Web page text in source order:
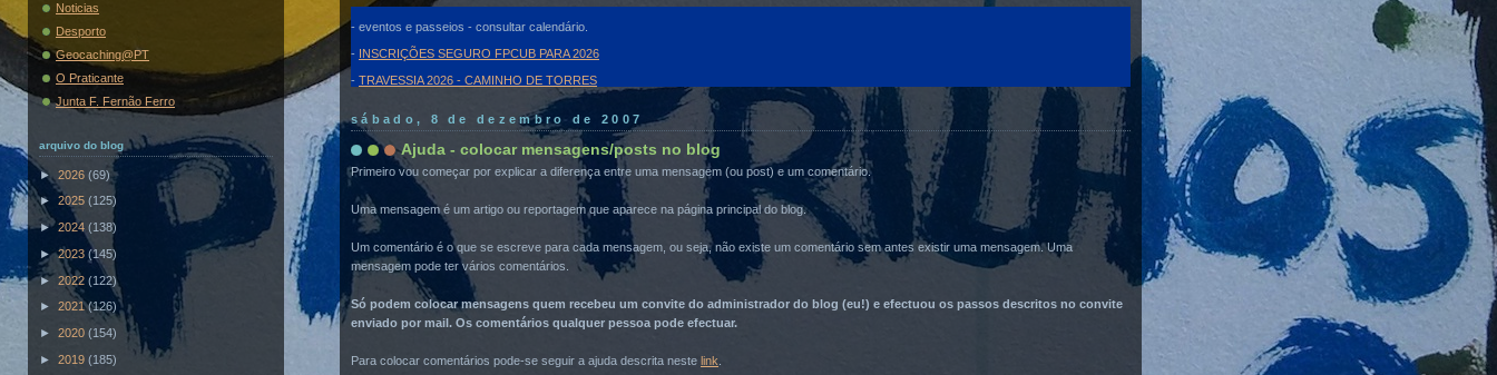
Noticias
Desporto
Geocaching@PT
O Praticante
Junta F. Fernão Ferro
arquivo do blog
► 2026 (69)
► 2025 (125)
►2024 (138)
►2023 (145)
► 2022 (122)
► 2021(126)
► 2020 (154)
► 2019 (185)
- eventos e passeios - consultar calendário.
- INSCRIÇÕES SEGURO FPCUB PARA 2026
- TRAVESSIA 2026 - CAMINHO DE TORRES
sábado, 8 de dezembro de 2007
Ajuda - colocar mensagens/posts no blog
Primeiro vou começar por explicar a diferença entre uma mensagem (ou post) e um comentário.
Uma mensagem é um artigo ou reportagem que aparece na página principal do blog.
Um comentário é o que se escreve para cada mensagem, ou seja, não existe um comentário sem antes existir uma mensagem. Uma
mensagem pode ter vários comentários.
Só podem colocar mensagens quem recebeu um convite do administrador do blog (eu!) e efectuou os passos descritos no convite
enviado por mail. Os comentários qualquer pessoa pode efectuar.
Para colocar comentários pode-se seguir a ajuda descrita neste link.